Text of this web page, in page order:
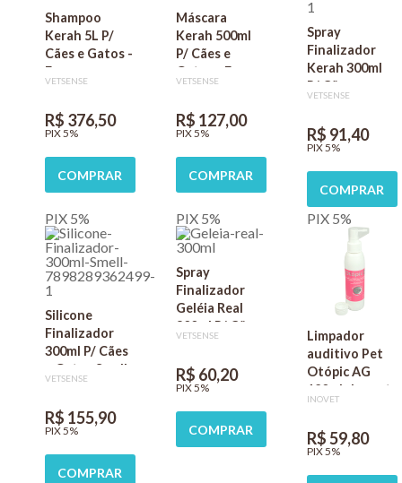
Shampoo
Kerah 5L P/
Cães e Gatos -
Ezze
VETSENSE
R$ 376,50
PIX 5%
COMPRAR
Máscara
Kerah 500ml
P/ Cães e
Gatos - Ezze
VETSENSE
R$ 127,00
PIX 5%
COMPRAR
Spray
Finalizador
Kerah 300ml
P/ Cães e
Gatos - Ezze
VETSENSE
R$ 91,40
PIX 5%
COMPRAR
PIX 5%
Silicone
Finalizador
300ml P/ Cães
e Gatos Smell
Fresh
VETSENSE
R$ 155,90
PIX 5%
COMPRAR
PIX 5%
Spray
Finalizador
Geléia Real
300ml P/ Cães
e Gatos Smell
VETSENSE
R$ 60,20
PIX 5%
COMPRAR
PIX 5%
Limpador
auditivo Pet
Otópic AG
120ml- Inovet
INOVET
R$ 59,80
PIX 5%